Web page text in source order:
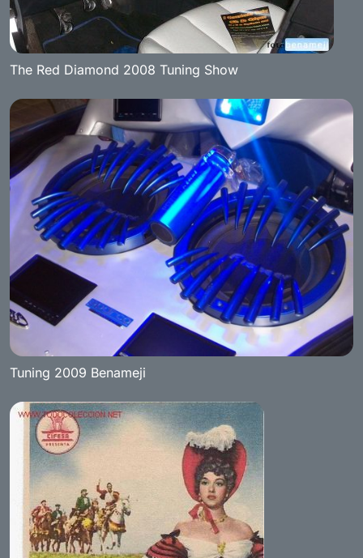
The Red Diamond 2008 Tuning Show
Tuning 2009 Benameji